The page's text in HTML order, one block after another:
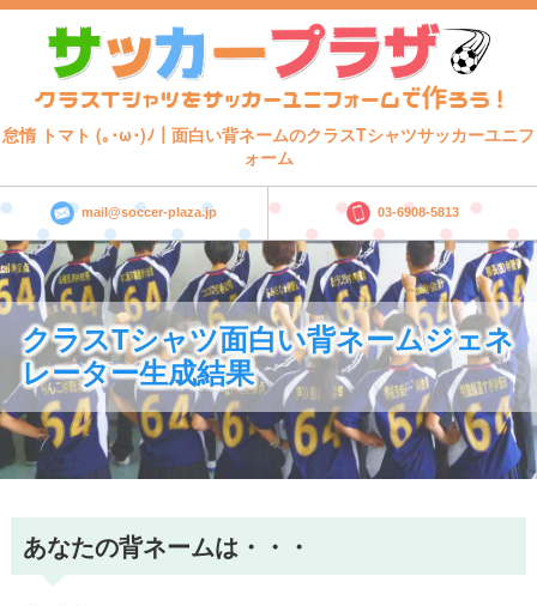
怠惰 トマト (｡･ω･)ﾉ｜面白い背ネームのクラスTシャツサッカーユニフ
ォーム
mail@soccer-plaza.jp 03-6908-5813
クラスTシャツ面白い背ネームジェネ
レーター生成結果
あなたの背ネームは・・・